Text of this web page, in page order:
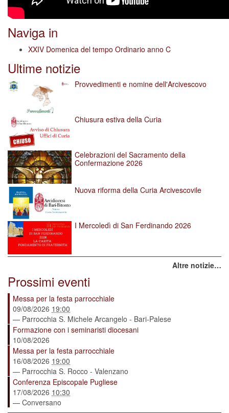
Naviga in
XXIV Domenica del tempo Ordinario anno C
Ultime notizie
Provvedimenti e nomine dell'Arcivescovo
Chiusura estiva della Curia
Celebrazioni del Sacramento della
Confermazione 2026
Nuova riforma della Curia Arcivescovile
I Mercoledì di San Ferdinando 2026
Altre notizie…
Prossimi eventi
Messa per la festa parrocchiale
09/08/2026 19:00
— Parrocchia S. Michele Arcangelo - Bari-Palese
Formazione con i seminaristi diocesani
10/08/2026
Messa per la festa parrocchiale
16/08/2026 19:00
— Parrocchia S. Rocco - Valenzano
Conferenza Episcopale Pugliese
17/08/2026 10:30
— Conversano